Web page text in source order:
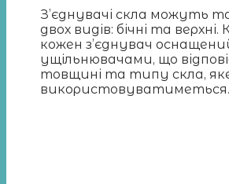
З’єднувачі скла можуть
двох видів: бічні та верхні.
кожен з’єднувач
ущільнювачами, що
товщині та типу скла,
використовуватиметься.